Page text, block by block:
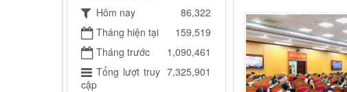
Hôm nay
86,322
Tháng hiện tại
159,519
Tháng trước
1,090,461
Tổng lượt truy
cập
7,325,901